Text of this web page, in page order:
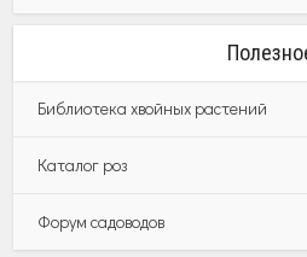
Библиотека хвойных растений
Каталог роз
Форум садоводов